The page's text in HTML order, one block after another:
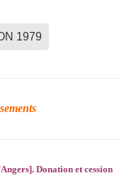
1979
Donation et cession